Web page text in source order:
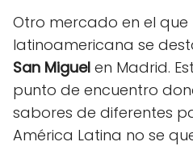
Otro mercado en el
latinoamericana se
San Miguel en Madrid.
punto de encuentro
sabores de diferentes
América Latina no se